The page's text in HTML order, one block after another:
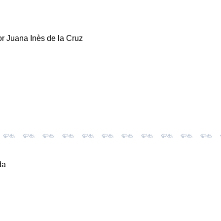
Juana Inès de la Cruz